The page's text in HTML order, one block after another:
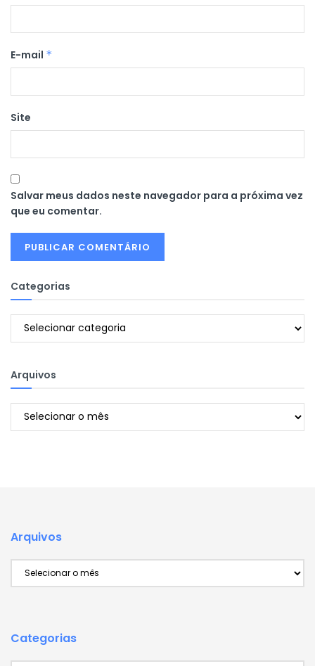
E-mail *
Site
Salvar meus dados neste navegador para a próxima vez
que eu comentar.
Categorias
Categorias
Arquivos
Arquivos
Arquivos
Categorias